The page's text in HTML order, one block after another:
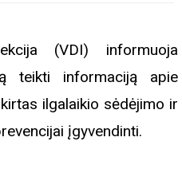
(VDI) informuoja
teikti informaciją apie
ilgalaikio sėdėjimo ir
įgyvendinti.